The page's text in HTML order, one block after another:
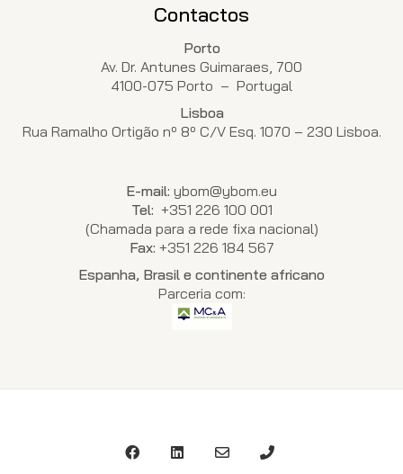
Contactos
Porto
Av. Dr. Antunes Guimaraes, 700
4100-075 Porto – Portugal
Lisboa
Rua Ramalho Ortigão nº 8º C/V Esq. 1070 – 230 Lisboa.
E-mail: ybom@ybom.eu
Tel: +351 226 100 001
(Chamada para a rede fixa nacional)
Fax: +351 226 184 567
Espanha, Brasil e continente africano
Parceria com: